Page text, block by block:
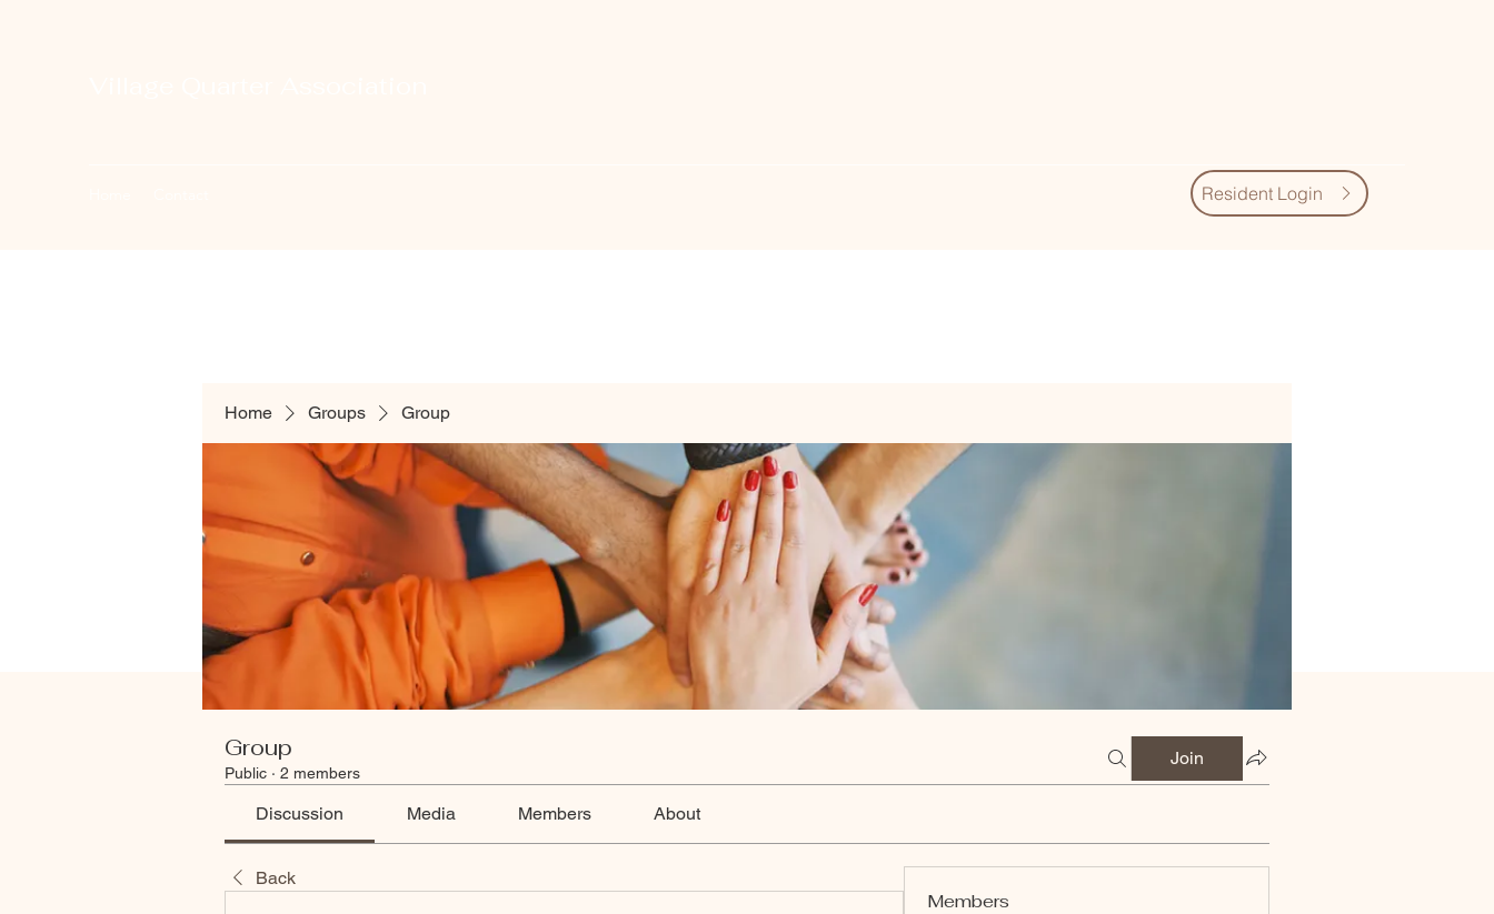
Resident Login
Home Groups Group
Group
Public · 2 members
Join
Discussion Media Members About
Back
Members